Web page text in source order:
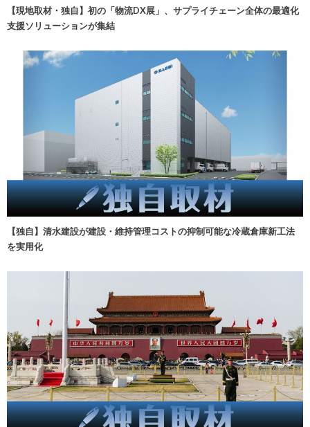
【現地取材・独自】初の「物流DX展」、サプライチェーン全体の最適化
支援ソリューションが集結
【独自】清水建設が建設・維持管理コストの抑制可能な冷蔵倉庫新工法
を実用化